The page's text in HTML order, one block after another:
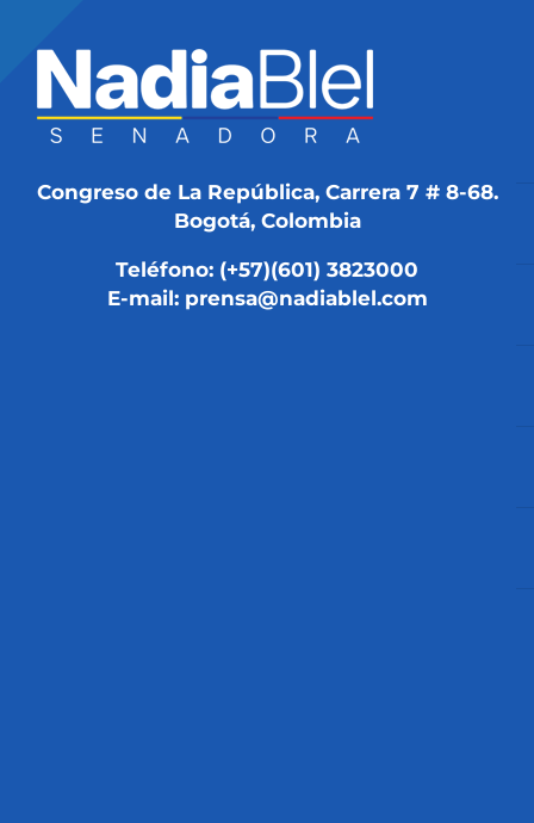
Congreso de La República, Carrera 7 # 8-68.
Bogotá, Colombia
Teléfono: (+57)(601) 3823000
E-mail: prensa@nadiablel.com